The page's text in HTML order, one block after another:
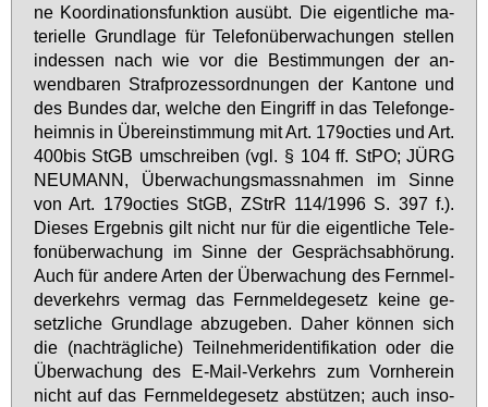
ne Ko­or­di­na­ti­ons­funk­ti­on aus­übt. Die ei­gent­li­che ma­
te­ri­el­le Grund­la­ge für Te­le­fon­über­wa­chun­gen stel­len
in­des­sen nach wie vor die Be­stim­mun­gen der an­
wend­ba­ren Straf­pro­zess­ord­nun­gen der Kan­to­ne und
des Bun­des dar, wel­che den Ein­griff in das Te­le­fon­ge­
heim­nis in Über­ein­stim­mung mit Art. 179oc­ties und Art.
400­bis StGB um­schrei­ben (vgl. § 104 ff. StPO; JÜRG
NEU­MANN, Über­wa­chungs­mass­nah­men im Sin­ne
von Art. 179oc­ties StGB, ZStrR 114/1996 S. 397 f.).
Die­ses Er­geb­nis gilt nicht nur für die ei­gent­li­che Te­le­
fon­über­wa­chung im Sin­ne der Ge­sprächs­ab­hö­rung.
Auch für an­de­re Ar­ten der Über­wa­chung des Fern­mel­
de­ver­kehrs ver­mag das Fern­mel­de­ge­setz kei­ne ge­
setz­li­che Grund­la­ge ab­zu­ge­ben. Da­her kön­nen sich
die (nach­träg­li­che) Teil­neh­me­ri­den­ti­fi­ka­ti­on oder die
Über­wa­chung des E-Mail-Ver­kehrs zum Vorn­her­ein
nicht auf das Fern­mel­de­ge­setz ab­stüt­zen; auch in­so­